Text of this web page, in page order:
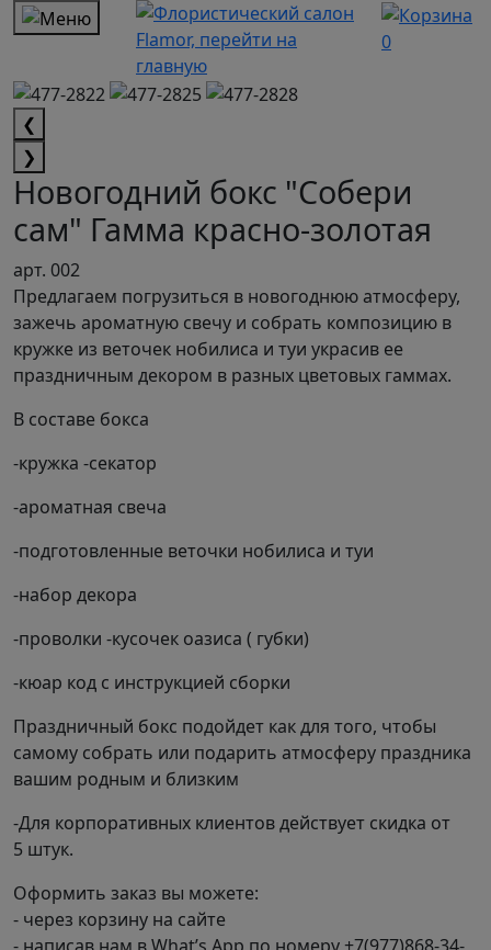
0
❮
❯
Новогодний бокс "Собери
сам" Гамма красно-золотая
арт. 002
Предлагаем погрузиться в новогоднюю атмосферу,
зажечь ароматную свечу и собрать композицию в
кружке из веточек нобилиса и туи украсив ее
праздничным декором в разных цветовых гаммах.
В составе бокса
-кружка -секатор
-ароматная свеча
-подготовленные веточки нобилиса и туи
-набор декора
-проволки -кусочек оазиса ( губки)
-кюар код с инструкцией сборки
Праздничный бокс подойдет как для того, чтобы
самому собрать или подарить атмосферу праздника
вашим родным и близким
-Для корпоративных клиентов действует скидка от
5 штук.
Оформить заказ вы можете:
- через корзину на сайте